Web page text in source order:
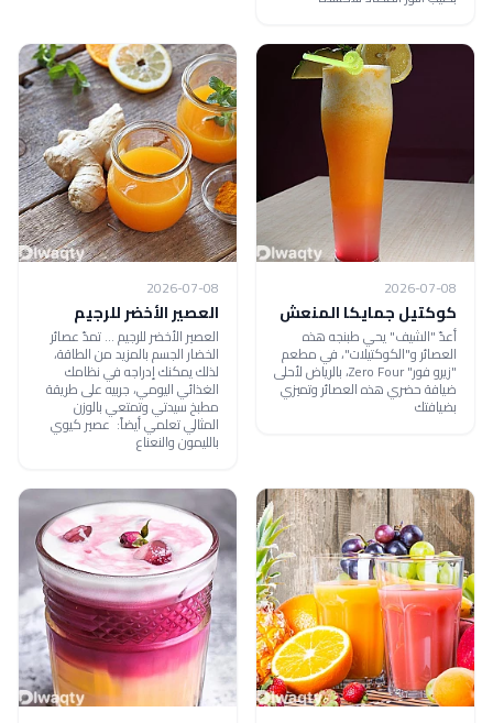
2026-07-08
كوكتيل جمايكا المنعش
أعدّ "الشيف" يحي طبنجه هذه
العصائر و"الكوكتيلات"، في مطعم
"زيرو فور" Zero Four، بالرياض لأحلى
ضيافة حضري هذه العصائر وتميزي
بضيافتك
2026-07-08
العصير الأخضر للرجيم
العصير الأخضر للرجيم ... تمدّ عصائر
الخضار الجسم بالمزيد من الطاقة،
لذلك يمكنك إدراجه في نظامك
الغذائي اليومي، جربيه على طريقة
مطبخ سيدتي وتمتعي بالوزن
المثالي تعلمي أيضاً: عصير كيوي
بالليمون والنعناع